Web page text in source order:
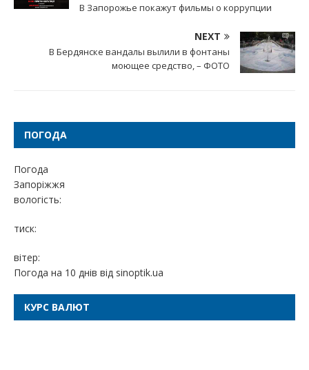
В Запорожье покажут фильмы о коррупции
NEXT
В Бердянске вандалы вылили в фонтаны
моющее средство, – ФОТО
ПОГОДА
Погода
Запоріжжя
вологість:
тиск:
вітер:
Погода на 10 днів від sinoptik.ua
КУРС ВАЛЮТ